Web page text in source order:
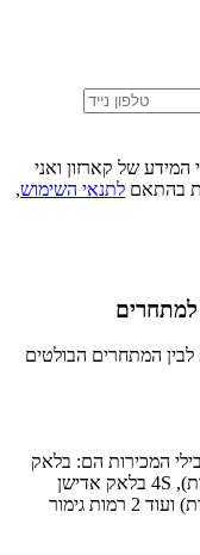
של קארזון ואני
בהתאם לתנאי השימוש,
השוואת רמות הגימור של פורשה טייקאן 2026 לבין המתחרים הבולטים
טייקאן נמכרו בשנת 2026. מובילי המכירות הם: בלאק
אדישן חשמלי (4 מכירות), 4S חשמלי (2 מכירות), 4S בלאק אדישן
חשמלי (2 מכירות), פרפורמנס חשמלי (1 מכירות) ועוד 2 רמות גימור